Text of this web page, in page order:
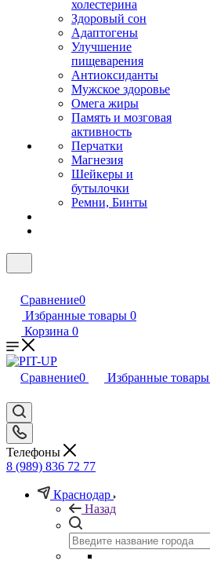
холестерина
Здоровый сон
Адаптогены
Улучшение
пищеварения
Антиоксиданты
Мужское здоровье
Омега жиры
Память и мозговая
активность
Перчатки
Магнезия
Шейкеры и
бутылочки
Ремни, Бинты
Сравнение0
Избранные товары 0
Корзина 0
Сравнение0 Избранные товары
Телефоны
8 (989) 836 72 77
Краснодар
Назад